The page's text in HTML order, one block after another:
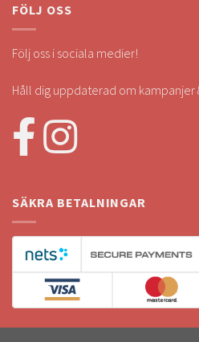
FÖLJ OSS
Följ oss i sociala medier!
Håll dig uppdaterad om kampanjer
SÄKRA BETALNINGAR